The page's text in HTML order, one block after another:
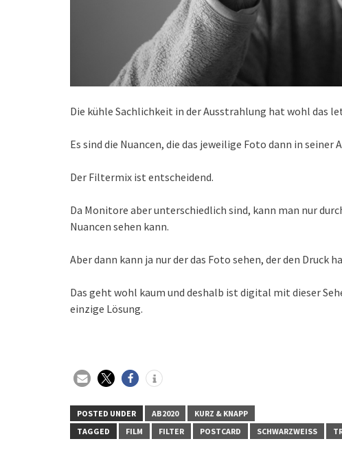
Die kühle Sachlichkeit in der Ausstrahlung hat wohl das
Es sind die Nuancen, die das jeweilige Foto dann in seiner
Der Filtermix ist entscheidend.
Da Monitore aber unterschiedlich sind, kann man nur
Nuancen sehen kann.
Aber dann kann ja nur der das Foto sehen, der den Druck
Das geht wohl kaum und deshalb ist digital mit dieser
einzige Lösung.
POSTED UNDER AB2020
KURZ & KNAPP
TAGGED
FILM FILTER POSTCARD SCHWARZWEISS